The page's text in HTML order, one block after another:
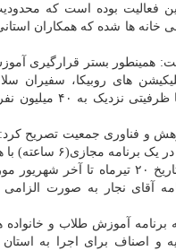
فعالیت بوده است که
خانه ها شده که همکاران
همینطور بستر قرارگیری
های روبیکا، سفیران
حامی نت و هپ با
و فناوری جمعیت تصریح
مثل کارکنان دولت در یک
مدیریت دولتی از تاریخ ۲۰ تیرماه تا
آقای نجار به صورت الزامی
برنامه آموزش طلاب و
و اصناف برای اجرا به استان